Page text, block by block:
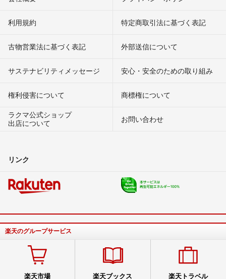
利用規約 特定商取引法に基づく表記
古物営業法に基づく表記 外部送信について
サステナビリティメッセージ 安心・安全のための取り組み
権利侵害について
商標権について
ラクマ公式ショップ
出店について
お問い合わせ
リンク
楽天のグループサービス
楽天市場 楽天ブックス 楽天トラベル